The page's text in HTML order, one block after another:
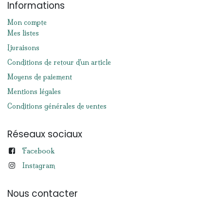
Informations
Mon compte
Mes listes
Livraisons
Conditions de retour d'un article
Moyens de paiement
Mentions légales
Conditions générales de ventes
Réseaux sociaux
Facebook
Instagram
Nous contacter